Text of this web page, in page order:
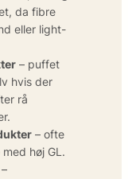
da fibre
eller light-
– puffet
hvis der
rå
– ofte
høj GL.
–